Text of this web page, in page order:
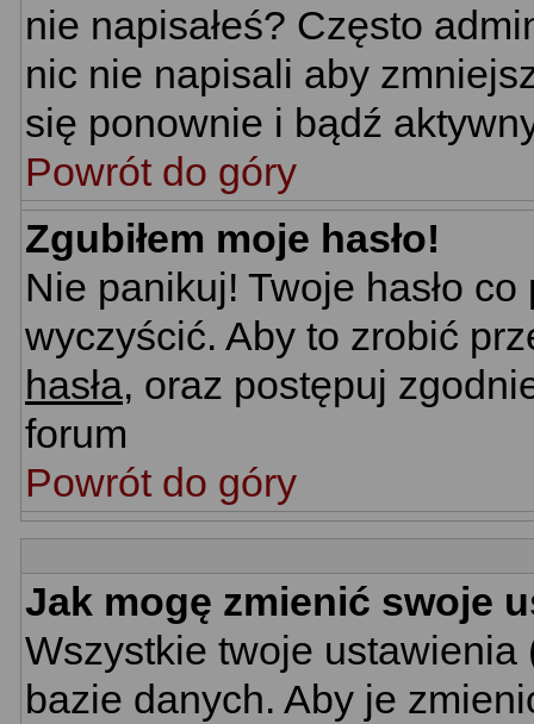
nie napisałeś? Często
nic nie napisali aby
się ponownie i bądź
Powrót do góry
Zgubiłem moje hasło!
Nie panikuj! Twoje hasło
wyczyścić. Aby to zrobić
hasła, oraz postępuj
forum
Powrót do góry
Jak mogę zmienić swoje
Wszystkie twoje
bazie danych. Aby je